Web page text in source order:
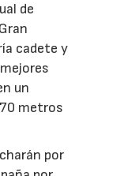
de
cadete y
un
metros
por